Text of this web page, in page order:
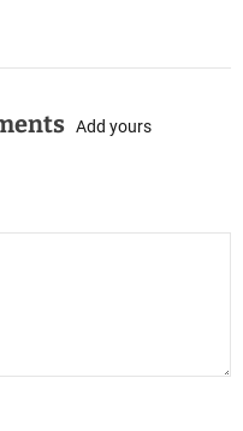
Add yours